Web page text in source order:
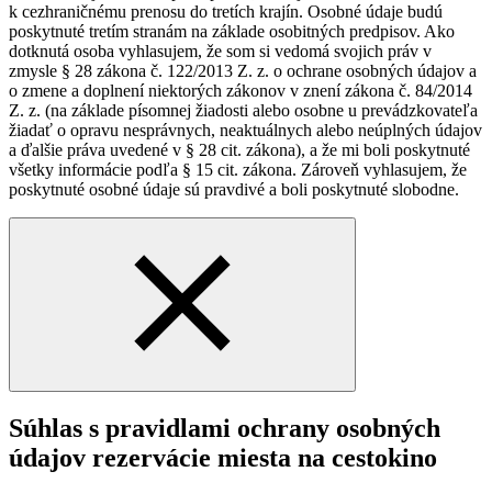
k cezhraničnému prenosu do tretích krajín. Osobné údaje budú
poskytnuté tretím stranám na základe osobitných predpisov. Ako
dotknutá osoba vyhlasujem, že som si vedomá svojich práv v
zmysle § 28 zákona č. 122/2013 Z. z. o ochrane osobných údajov a
o zmene a doplnení niektorých zákonov v znení zákona č. 84/2014
Z. z. (na základe písomnej žiadosti alebo osobne u prevádzkovateľa
žiadať o opravu nesprávnych, neaktuálnych alebo neúplných údajov
a ďalšie práva uvedené v § 28 cit. zákona), a že mi boli poskytnuté
všetky informácie podľa § 15 cit. zákona. Zároveň vyhlasujem, že
poskytnuté osobné údaje sú pravdivé a boli poskytnuté slobodne.
Súhlas s pravidlami ochrany osobných
údajov rezervácie miesta na cestokino